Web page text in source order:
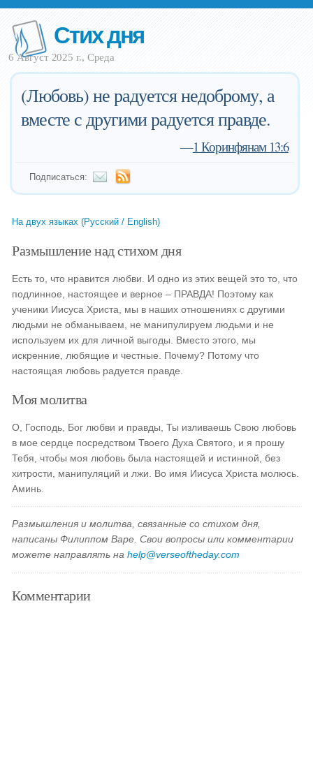
Стих дня
6 Август 2025 г., Среда
(Любовь) не радуется недоброму, а
вместе с другими радуется правде.
—1 Коринфянам 13:6
Подписаться:
На двух языках (Русский / English)
Размышление над стихом дня
Есть то, что нравится любви. И одно из этих вещей это то, что
подлинное, настоящее и верное – ПРАВДА! Поэтому как
ученики Иисуса Христа, мы в наших отношениях с другими
людьми не обманываем, не манипулируем людьми и не
используем их для личной выгоды. Вместо этого, мы
искренние, любящие и честные. Почему? Потому что
настоящая любовь радуется правде.
Моя молитва
О, Господь, Бог любви и правды, Ты изливаешь Свою любовь
в мое сердце посредством Твоего Духа Святого, и я прошу
Тебя, чтобы моя любовь была настоящей и истинной, без
хитрости, манипуляций и лжи. Во имя Иисуса Христа молюсь.
Аминь.
Размышления и молитва, связанные со стихом дня,
написаны Филиппом Варе. Свои вопросы или комментарии
можете направлять наhelp@verseoftheday.com
Комментарии